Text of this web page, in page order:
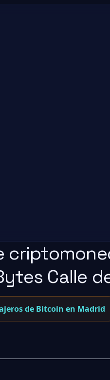
Calle
de Bitcoin en Madrid